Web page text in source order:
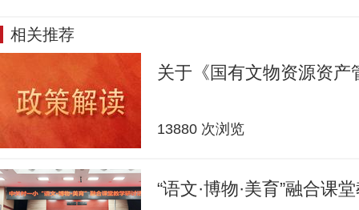
相关推荐
关于《国有文物资源资
13880 次浏览
“语文·博物·美育”融合课